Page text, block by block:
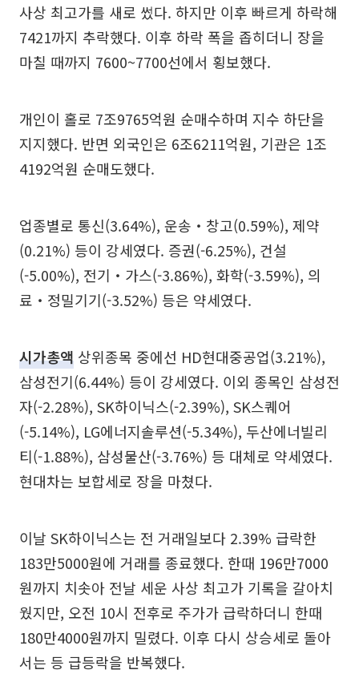
사상 최고가를 새로 썼다. 하지만 이후 빠르게 하락해
7421까지 추락했다. 이후 하락 폭을 좁히더니 장을
마칠 때까지 7600~7700선에서 횡보했다.
개인이 홀로 7조9765억원 순매수하며 지수 하단을
지지했다. 반면 외국인은 6조6211억원, 기관은 1조
4192억원 순매도했다.
업종별로 통신(3.64%), 운송‧창고(0.59%), 제약
(0.21%) 등이 강세였다. 증권(-6.25%), 건설
(-5.00%), 전기‧가스(-3.86%), 화학(-3.59%), 의
료‧정밀기기(-3.52%) 등은 약세였다.
시가총액 상위종목 중에선 HD현대중공업(3.21%),
삼성전기(6.44%) 등이 강세였다. 이외 종목인 삼성전
자(-2.28%), SK하이닉스(-2.39%), SK스퀘어
(-5.14%), LG에너지솔루션(-5.34%), 두산에너빌리
티(-1.88%), 삼성물산(-3.76%) 등 대체로 약세였다.
현대차는 보합세로 장을 마쳤다.
이날 SK하이닉스는 전 거래일보다 2.39% 급락한
183만5000원에 거래를 종료했다. 한때 196만7000
원까지 치솟아 전날 세운 사상 최고가 기록을 갈아치
웠지만, 오전 10시 전후로 주가가 급락하더니 한때
180만4000원까지 밀렸다. 이후 다시 상승세로 돌아
서는 등 급등락을 반복했다.